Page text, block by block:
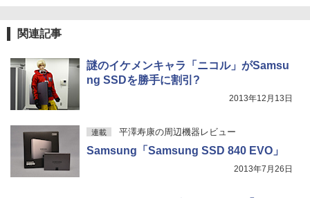
関連記事
謎のイケメンキャラ「ニコル」がSamsu
ng SSDを勝手に割引?
2013年12月13日
連載 平澤寿康の周辺機器レビュー
Samsung「Samsung SSD 840 EVO」
2013年7月26日